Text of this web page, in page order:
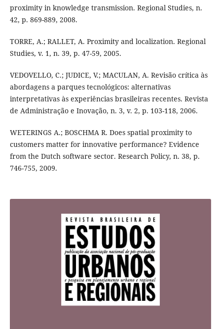
proximity in knowledge transmission. Regional Studies, n.
42, p. 869-889, 2008.
TORRE, A.; RALLET, A. Proximity and localization. Regional
Studies, v. 1, n. 39, p. 47-59, 2005.
VEDOVELLO, C.; JUDICE, V.; MACULAN, A. Revisão crítica às
abordagens a parques tecnológicos: alternativas
interpretativas às experiências brasileiras recentes. Revista
de Administração e Inovação, n. 3, v. 2, p. 103-118, 2006.
WETERINGS A.; BOSCHMA R. Does spatial proximity to
customers matter for innovative performance? Evidence
from the Dutch software sector. Research Policy, n. 38, p.
746-755, 2009.